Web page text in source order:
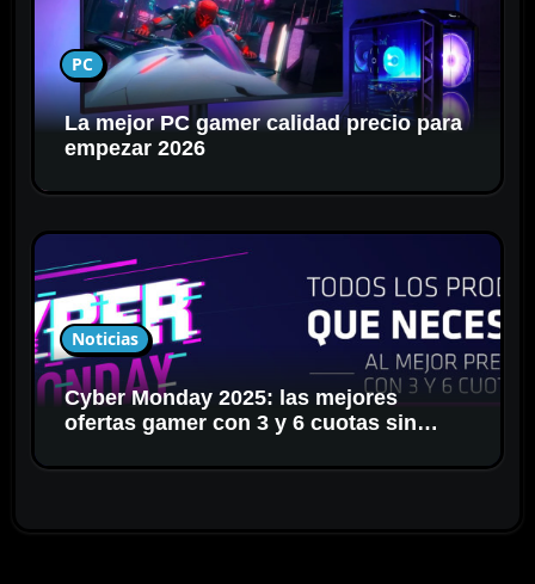
PC
La mejor PC gamer calidad precio para
empezar 2026
Noticias
Cyber Monday 2025: las mejores
ofertas gamer con 3 y 6 cuotas sin